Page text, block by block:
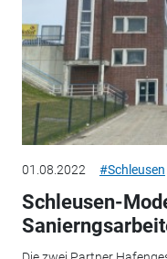
01.08.2022 #Schleusen
Schleusen-